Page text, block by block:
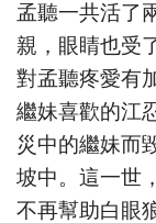
孟聽一共活了
親，眼睛也受
對孟聽疼愛有
繼妹喜歡的江
災中的繼妹而
坡中。這一世
不再幫助白眼